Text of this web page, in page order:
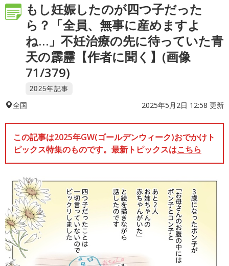
もし妊娠したのが四つ子だった
ら？「全員、無事に産めますよ
ね…」不妊治療の先に待っていた青
天の霹靂【作者に聞く】(画像
71/379)
2025年記事
全国 2025年5月2日 12:58 更新
この記事は2025年GW(ゴールデンウィーク)おでかけト
ピックス特集のものです。最新トピックスはこちら